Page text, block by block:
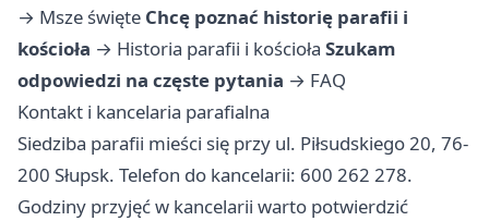
→ Msze święte Chcę poznać historię parafii i
kościoła → Historia parafii i kościoła Szukam
odpowiedzi na częste pytania → FAQ
Kontakt i kancelaria parafialna
Siedziba parafii mieści się przy ul. Piłsudskiego 20, 76-
200 Słupsk. Telefon do kancelarii: 600 262 278.
Godziny przyjęć w kancelarii warto potwierdzić